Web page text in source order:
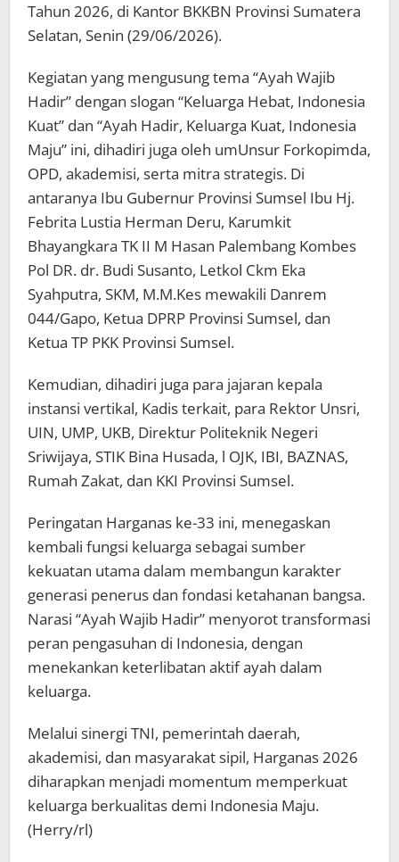
Tahun 2026, di Kantor BKKBN Provinsi Sumatera
Selatan, Senin (29/06/2026).
Kegiatan yang mengusung tema “Ayah Wajib
Hadir” dengan slogan “Keluarga Hebat, Indonesia
Kuat” dan “Ayah Hadir, Keluarga Kuat, Indonesia
Maju” ini, dihadiri juga oleh umUnsur Forkopimda,
OPD, akademisi, serta mitra strategis. Di
antaranya Ibu Gubernur Provinsi Sumsel Ibu Hj.
Febrita Lustia Herman Deru, Karumkit
Bhayangkara TK II M Hasan Palembang Kombes
Pol DR. dr. Budi Susanto, Letkol Ckm Eka
Syahputra, SKM, M.M.Kes mewakili Danrem
044/Gapo, Ketua DPRP Provinsi Sumsel, dan
Ketua TP PKK Provinsi Sumsel.
Kemudian, dihadiri juga para jajaran kepala
instansi vertikal, Kadis terkait, para Rektor Unsri,
UIN, UMP, UKB, Direktur Politeknik Negeri
Sriwijaya, STIK Bina Husada, l OJK, IBI, BAZNAS,
Rumah Zakat, dan KKI Provinsi Sumsel.
Peringatan Harganas ke-33 ini, menegaskan
kembali fungsi keluarga sebagai sumber
kekuatan utama dalam membangun karakter
generasi penerus dan fondasi ketahanan bangsa.
Narasi “Ayah Wajib Hadir” menyorot transformasi
peran pengasuhan di Indonesia, dengan
menekankan keterlibatan aktif ayah dalam
keluarga.
Melalui sinergi TNI, pemerintah daerah,
akademisi, dan masyarakat sipil, Harganas 2026
diharapkan menjadi momentum memperkuat
keluarga berkualitas demi Indonesia Maju.
(Herry/rl)